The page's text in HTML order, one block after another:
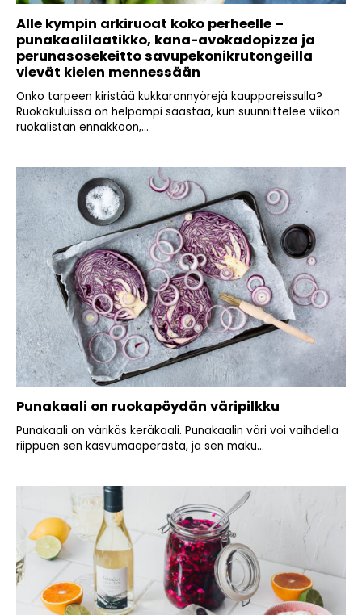
Alle kympin arkiruoat koko perheelle –
punakaalilaatikko, kana-avokadopizza ja
perunasosekeitto savupekonikrutongeilla
vievät kielen mennessään
Onko tarpeen kiristää kukkaronnyörejä kauppareissulla?
Ruokakuluissa on helpompi säästää, kun suunnittelee viikon
ruokalistan ennakkoon,...
Punakaali on ruokapöydän väripilkku
Punakaali on värikäs keräkaali. Punakaalin väri voi vaihdella
riippuen sen kasvumaaperästä, ja sen maku...